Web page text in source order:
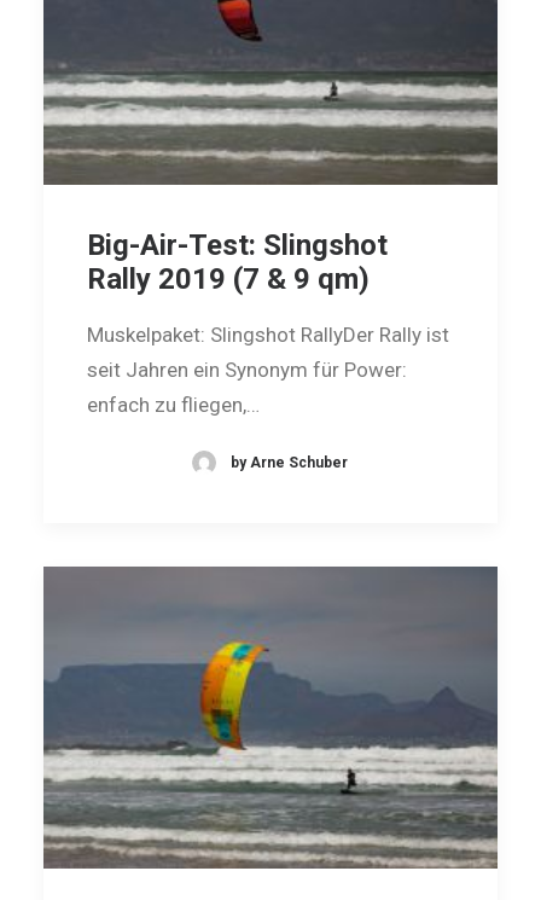
Big-Air-Test: Slingshot
Rally 2019 (7 & 9 qm)
Muskelpaket: Slingshot RallyDer Rally ist
seit Jahren ein Synonym für Power:
enfach zu fliegen,…
by Arne Schuber